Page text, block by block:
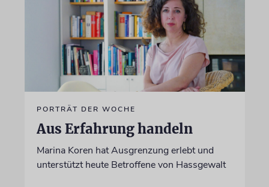
PORTRÄT DER WOCHE
Aus Erfahrung handeln
Marina Koren hat Ausgrenzung erlebt und
unterstützt heute Betroffene von Hassgewalt